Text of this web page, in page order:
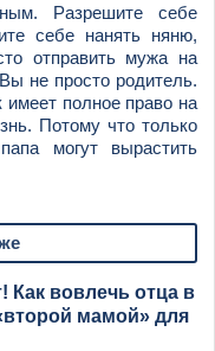
Разрешите себе
себе нанять няню,
отправить мужа на
не просто родитель.
полное право на
Потому что только
могут вырастить
Как вовлечь отца в
мамой» для